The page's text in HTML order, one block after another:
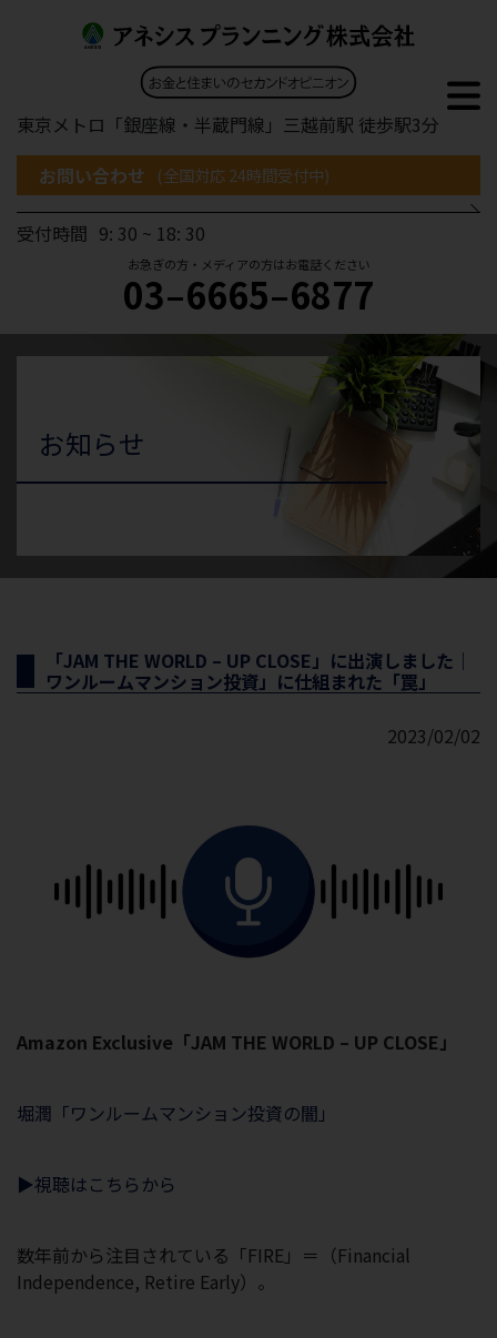
東京メトロ「銀座線・半蔵門線」三越前駅 徒歩駅3分
お問い合わせ
(全国対応 24時間受付中)
受付時間 9: 30 ~ 18: 30
お急ぎの方・メディアの方はお電話ください
03–6665–6877
お知らせ
「JAM THE WORLD – UP CLOSE」に出演しました｜
ワンルームマンション投資」に仕組まれた「罠」
2023/02/02
Amazon Exclusive「JAM THE WORLD – UP CLOSE」
堀潤「ワンルームマンション投資の闇」
▶︎視聴はこちらから
数年前から注目されている「FIRE」＝（Financial
Independence, Retire Early）。